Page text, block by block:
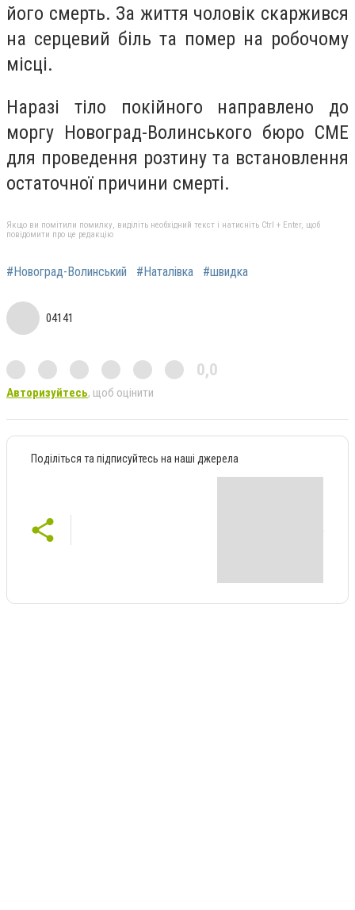
його смерть. За життя чоловік скаржився
на серцевий біль та помер на робочому
місці.
Наразі тіло покійного направлено до
моргу Новоград-Волинського бюро СМЕ
для проведення розтину та встановлення
остаточної причини смерті.
Якщо ви помітили помилку, виділіть необхідний текст і натисніть Ctrl + Enter, щоб
повідомити про це редакцію
#Новоград-Волинський #Наталівка #швидка
04141
0,0
Авторизуйтесь, щоб оцінити
Поділіться та підписуйтесь на наші джерела